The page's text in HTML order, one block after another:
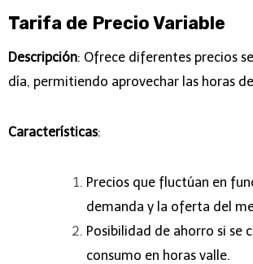
Tarifa de Precio Variable
Descripción: Ofrece diferentes precios
día, permitiendo aprovechar las horas
Características:
Precios que fluctúan en
demanda y la oferta del
Posibilidad de ahorro si se
consumo en horas valle.